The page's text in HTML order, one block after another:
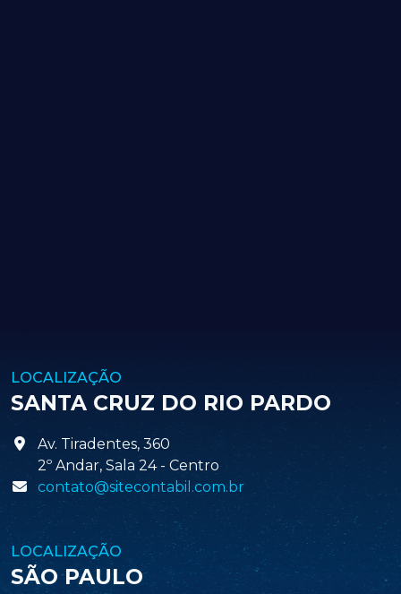
LOCALIZAÇÃO
SANTA CRUZ DO RIO PARDO
Av. Tiradentes, 360
2º Andar, Sala 24 - Centro
contato@sitecontabil.com.br
LOCALIZAÇÃO
SÃO PAULO